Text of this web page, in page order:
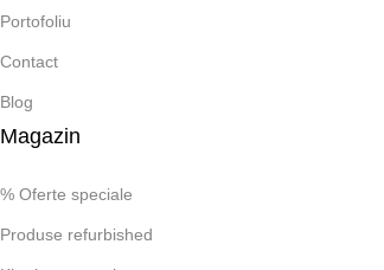
Portofoliu
Contact
Blog
Magazin
% Oferte speciale
Produse refurbished